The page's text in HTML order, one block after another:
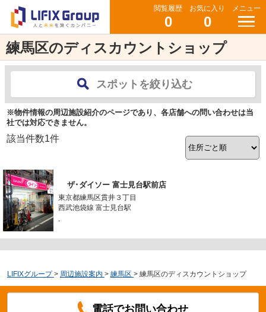
閲覧履歴
0
お気に入り
0
メニュー
練馬区のディスカウントショップ
スポットを絞り込む
※物件情報の周辺施設紹介のページであり、各店舗への問い合わせは当
社では対応できません。
該当件数1件
ザ･ダイソー 富士見台駅前店
東京都練馬区貫井３丁目
西武池袋線 富士見台駅
-
LIFIXグループ > 周辺施設案内 > 練馬区 > 練馬区のディスカウントショップ
電話でお問い合わせ